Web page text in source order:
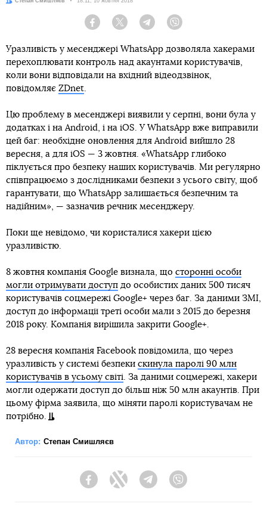
Facebook Twitter Telegram
Уразливість у месенджері WhatsApp дозволяла хакерами
перехоплювати контроль над акаунтами користувачів,
коли вони відповідали на вхідний відеодзвінок,
повідомляє ZDnet.
Цю проблему в месенджері виявили у серпні, вони була у
додатках і на Android, і на iOS. У WhatsApp вже виправили
цей баг: необхідне оновлення для Android вийшло 28
вересня, а для iOS — 3 жовтня. «WhatsApp глибоко
піклується про безпеку наших користувачів. Ми регулярно
співпрацюємо з дослідниками безпеки з усього світу, щоб
гарантувати, що WhatsApp залишається безпечним та
надійним», — зазначив речник месенджеру.
Поки ще невідомо, чи користалися хакери цією
уразливістю.
8 жовтня компанія Google визнала, що сторонні особи
могли отримувати доступ до особистих даних 500 тисяч
користувачів соцмережі Google+ через баг. За даними ЗМІ,
доступ до інформації треті особи мали з 2015 до березня
2018 року. Компанія вирішила закрити Google+.
28 вересня компанія Facebook повідомила, що через
уразливість у системі безпеки скинула паролі 90 млн
користувачів в усьому світі. За даними соцмережі, хакери
могли одержати доступ до більш ніж 50 млн акаунтів. При
цьому фірма заявила, що міняти паролі користувачам не
потрібно.
Автор: Степан Смишляєв
FacebookTwitter Telegram